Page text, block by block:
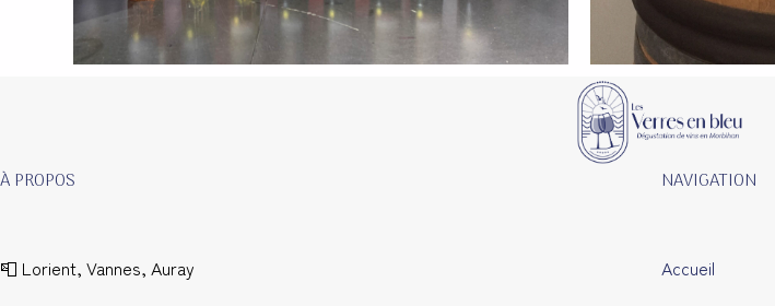
À PROPOS
📮 Lorient, Vannes, Auray
NAVIGATION
Accueil